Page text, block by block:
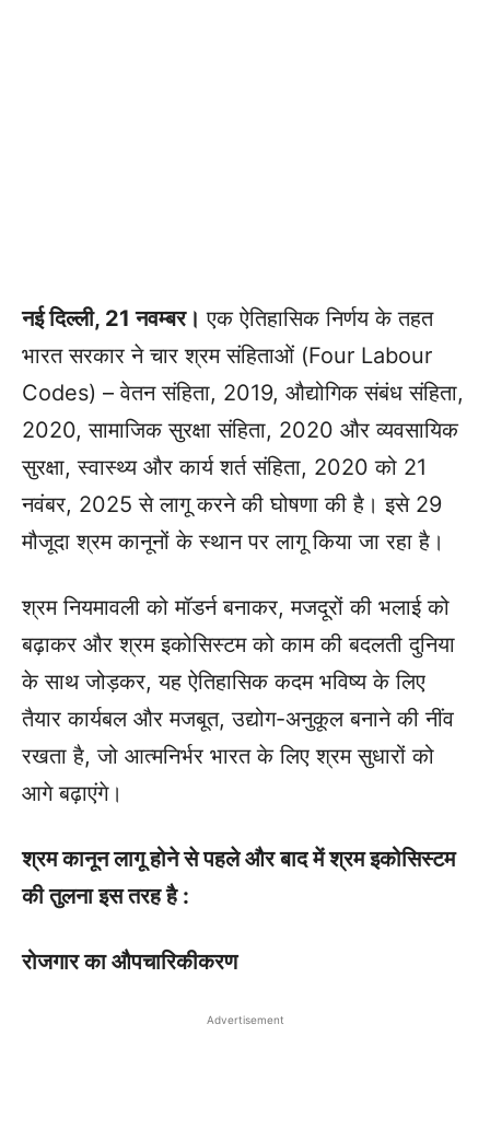
नई दिल्ली, 21 नवम्बर। एक ऐतिहासिक निर्णय के तहत
भारत सरकार ने चार श्रम संहिताओं (Four Labour
Codes) – वेतन संहिता, 2019, औद्योगिक संबंध संहिता,
2020, सामाजिक सुरक्षा संहिता, 2020 और व्यवसायिक
सुरक्षा, स्वास्थ्य और कार्य शर्त संहिता, 2020 को 21
नवंबर, 2025 से लागू करने की घोषणा की है। इसे 29
मौजूदा श्रम कानूनों के स्थान पर लागू किया जा रहा है।
श्रम नियमावली को मॉडर्न बनाकर, मजदूरों की भलाई को
बढ़ाकर और श्रम इकोसिस्टम को काम की बदलती दुनिया
के साथ जोड़कर, यह ऐतिहासिक कदम भविष्य के लिए
तैयार कार्यबल और मजबूत, उद्योग-अनुकूल बनाने की नींव
रखता है, जो आत्मनिर्भर भारत के लिए श्रम सुधारों को
आगे बढ़ाएंगे।
श्रम कानून लागू होने से पहले और बाद में श्रम इकोसिस्टम
की तुलना इस तरह है :
रोजगार का औपचारिकीकरण
Advertisement